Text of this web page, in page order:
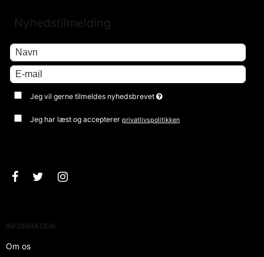
Nyhedstilmelding
Jeg vil gerne tilmeldes nyhedsbrevet
Jeg har læst og acceptererprivatlivspolitikken
INFORMATION
Om os